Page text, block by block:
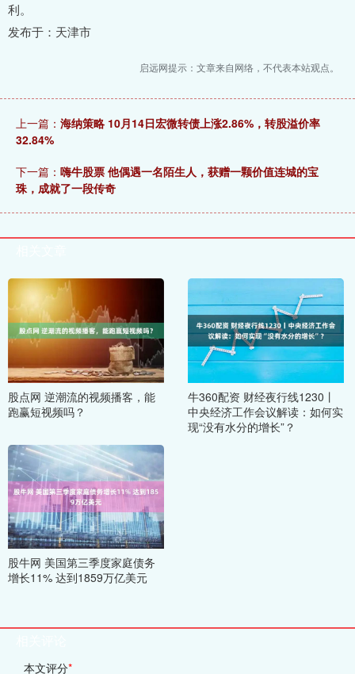
利。
发布于：天津市
启远网提示：文章来自网络，不代表本站观点。
上一篇： 海纳策略 10月14日宏微转债上涨2.86%，转股溢价率
32.84%
下一篇： 嗨牛股票 他偶遇一名陌生人，获赠一颗价值连城的宝
珠，成就了一段传奇
股点网 逆潮流的视频播客，能
跑赢短视频吗？
牛360配资 财经夜行线1230丨
中央经济工作会议解读：如何实
现“没有水分的增长”？
股牛网 美国第三季度家庭债务
增长11% 达到1859万亿美元
本文评分*